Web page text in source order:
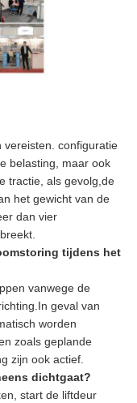
vereisten. configuratie
belasting, maar ook
tractie, als gevolg,de
het gewicht van de
dan vier
tijdens het
vanwege de
geval van
worden
zoals geplande
zijn ook actief.
dichtgaat?
start de liftdeur